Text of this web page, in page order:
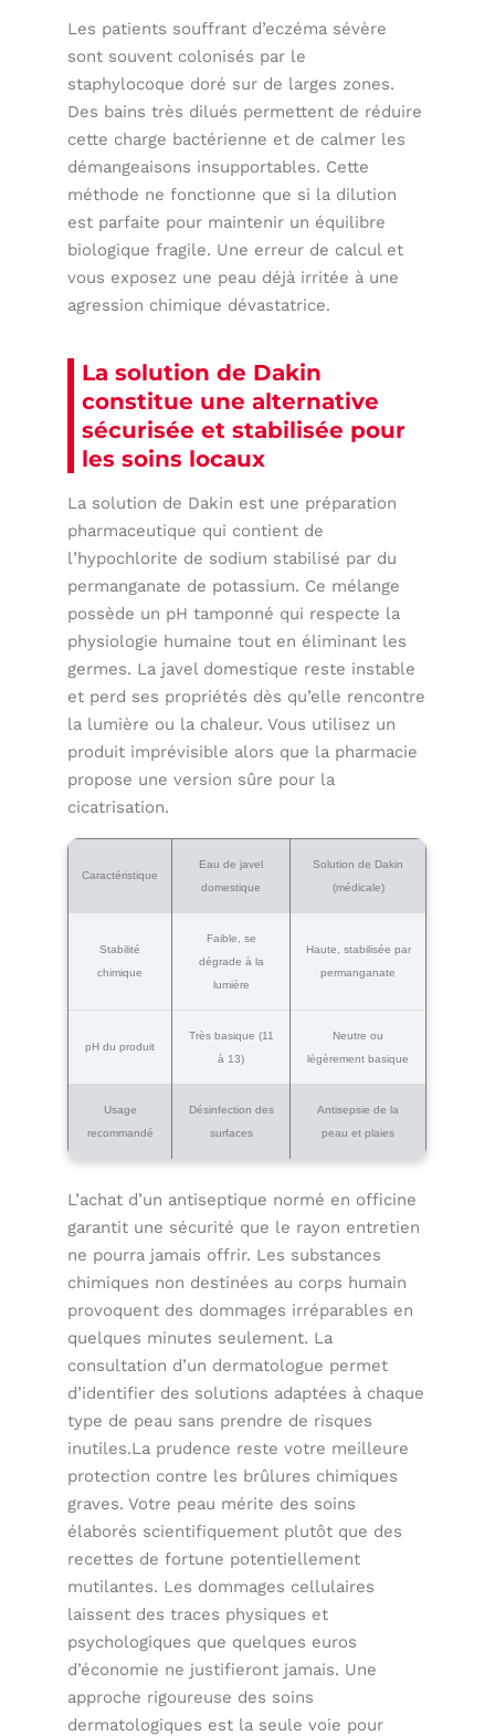
Les patients souffrant d’eczéma sévère
sont souvent colonisés par le
staphylocoque doré sur de larges zones.
Des bains très dilués permettent de réduire
cette charge bactérienne et de calmer les
démangeaisons insupportables. Cette
méthode ne fonctionne que si la dilution
est parfaite pour maintenir un équilibre
biologique fragile. Une erreur de calcul et
vous exposez une peau déjà irritée à une
agression chimique dévastatrice.
La solution de Dakin
constitue une alternative
sécurisée et stabilisée pour
les soins locaux
La solution de Dakin est une préparation
pharmaceutique qui contient de
l’hypochlorite de sodium stabilisé par du
permanganate de potassium. Ce mélange
possède un pH tamponné qui respecte la
physiologie humaine tout en éliminant les
germes. La javel domestique reste instable
et perd ses propriétés dès qu’elle rencontre
la lumière ou la chaleur. Vous utilisez un
produit imprévisible alors que la pharmacie
propose une version sûre pour la
cicatrisation.
Caractéristique
Eau de javel
domestique
Solution de Dakin
(médicale)
Stabilité
chimique
Faible, se
dégrade à la
lumière
Haute, stabilisée par
permanganate
pH du produit
Très basique (11
à 13)
Neutre ou
légèrement basique
Usage
recommandé
Désinfection des
surfaces
Antisepsie de la
peau et plaies
L’achat d’un antiseptique normé en officine
garantit une sécurité que le rayon entretien
ne pourra jamais offrir. Les substances
chimiques non destinées au corps humain
provoquent des dommages irréparables en
quelques minutes seulement. La
consultation d’un dermatologue permet
d’identifier des solutions adaptées à chaque
type de peau sans prendre de risques
inutiles.La prudence reste votre meilleure
protection contre les brûlures chimiques
graves. Votre peau mérite des soins
élaborés scientifiquement plutôt que des
recettes de fortune potentiellement
mutilantes. Les dommages cellulaires
laissent des traces physiques et
psychologiques que quelques euros
d’économie ne justifieront jamais. Une
approche rigoureuse des soins
dermatologiques est la seule voie pour